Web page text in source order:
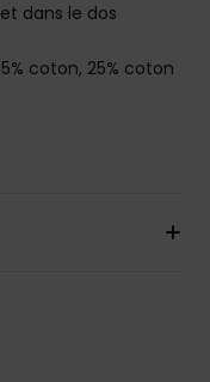
dans le dos
coton, 25% coton